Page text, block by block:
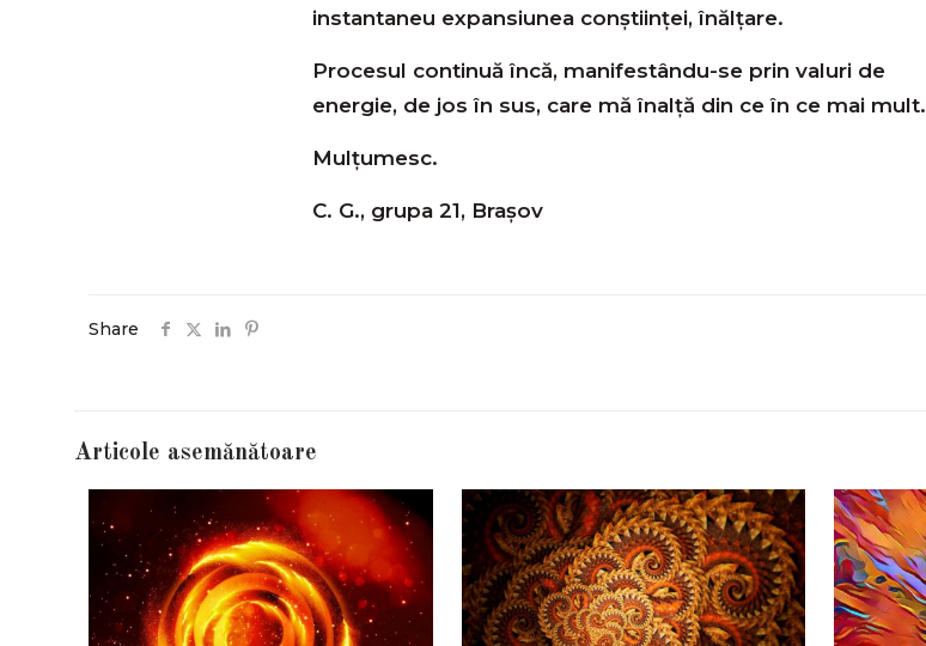
instantaneu expansiunea conștiinței, înălțare.
Procesul continuă încă, manifestându-se prin valuri de
energie, de jos în sus, care mă înalță din ce în ce mai mult.
Mulţumesc.
C. G., grupa 21, Brașov
Share
Articole asemănătoare